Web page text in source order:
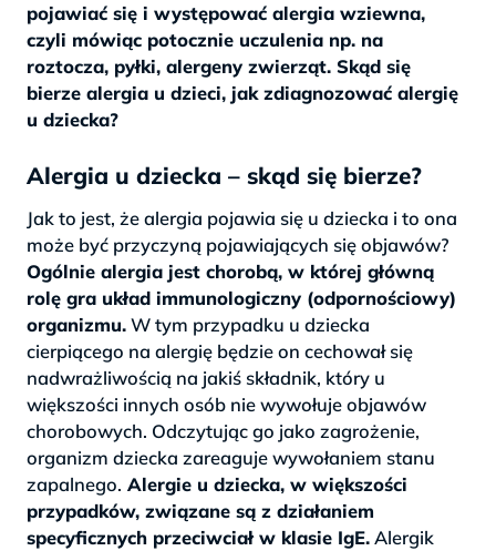
pojawiać się i występować alergia wziewna,
czyli mówiąc potocznie uczulenia np. na
roztocza, pyłki, alergeny zwierząt. Skąd się
bierze alergia u dzieci, jak zdiagnozować alergię
u dziecka?
Alergia u dziecka – skąd się bierze?
Jak to jest, że alergia pojawia się u dziecka i to ona
może być przyczyną pojawiających się objawów?
Ogólnie alergia jest chorobą, w której główną
rolę gra układ immunologiczny (odpornościowy)
organizmu.W tym przypadku u dziecka
cierpiącego na alergię będzie on cechował się
nadwrażliwością na jakiś składnik, który u
większości innych osób nie wywołuje objawów
chorobowych. Odczytując go jako zagrożenie,
organizm dziecka zareaguje wywołaniem stanu
zapalnego. Alergie u dziecka, w większości
przypadków, związane są z działaniem
specyficznych przeciwciał w klasie IgE.Alergik